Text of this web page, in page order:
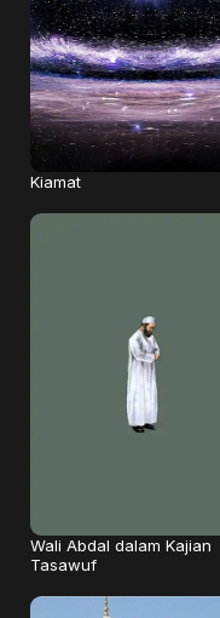
Kiamat
Wali Abdal dalam Kajian
Tasawuf